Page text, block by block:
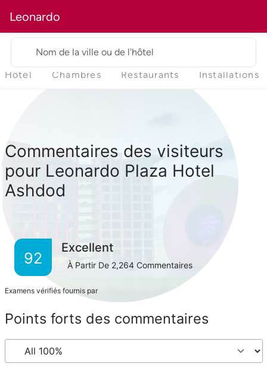
Leonardo
Nom de la ville ou de l'hôtel
Hôtel Chambres Restaurants Installations
Commentaires des visiteurs
pour Leonardo Plaza Hotel
Ashdod
92
Excellent
À Partir De 2,264 Commentaires
Examens vérifiés fournis par
Points forts des commentaires